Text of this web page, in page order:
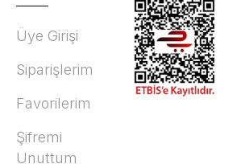
Üye Girişi
Siparişlerim
Favorilerim
Şifremi
Unuttum